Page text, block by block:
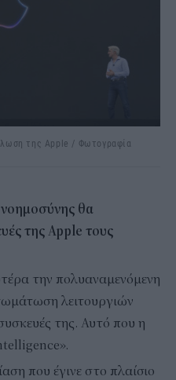
της Apple / Φωτογραφία
νοημοσύνης θα
της Apple τους
την πολυαναμενόμενη
λειτουργιών
της. Αυτό που η
που έγινε στο πλαίσιο